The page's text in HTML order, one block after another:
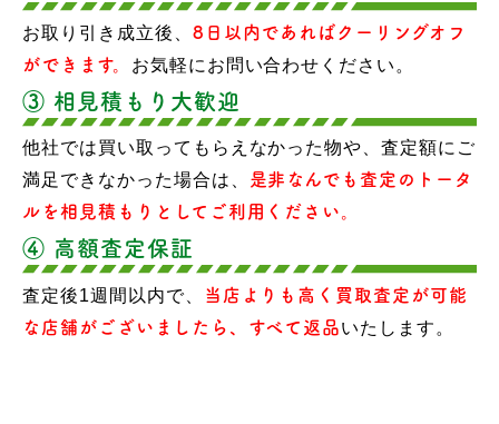
お取り引き成立後、 8日以内であればクーリングオフ
ができます。 お気軽にお問い合わせください。
③ 相見積もり大歓迎
他社では買い取ってもらえなかった物や、査定額にご
満足できなかった場合は、
是非なんでも査定のトータ
ルを相見積もりとしてご利用ください。
④ 高額査定保証
査定後1週間以内で、
当店よりも高く買取査定が可能
な店舗がございましたら、すべて返品いたします。